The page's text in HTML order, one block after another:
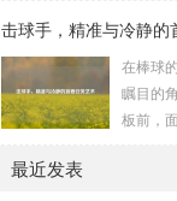
看,生物
教训，
菌、病
索者去
貌，高
用巨手
雪不化
击球手，精准与冷静的
在棒球
瞩目的
板前，
最近发表